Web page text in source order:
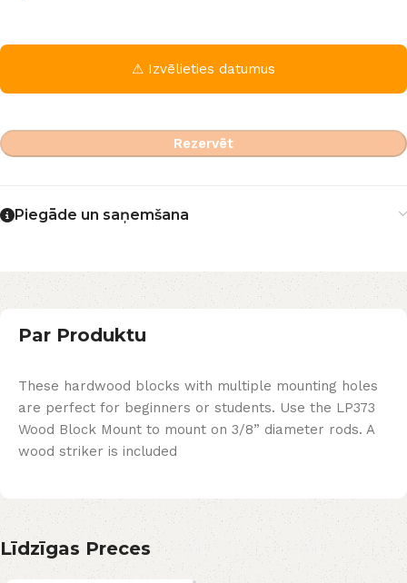
⚠ Izvēlieties datumus
Rezervēt
Piegāde un saņemšana
Par Produktu
These hardwood blocks with multiple mounting holes
are perfect for beginners or students. Use the LP373
Wood Block Mount to mount on 3/8” diameter rods. A
wood striker is included
Līdzīgas Preces